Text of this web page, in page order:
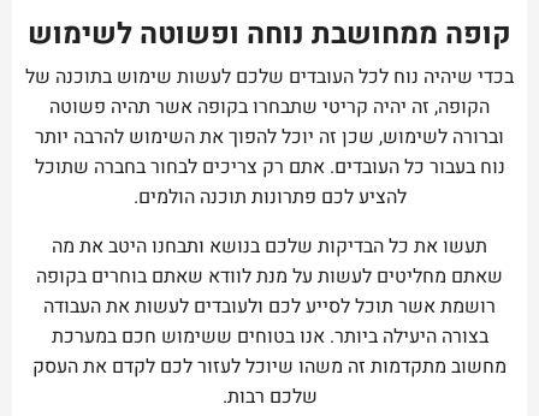
קופה ממחושבת נוחה ופשוטה לשימוש
בכדי שיהיה נוח לכל העובדים שלכם לעשות שימוש בתוכנה של
הקופה, זה יהיה קריטי שתבחרו בקופה אשר תהיה פשוטה
וברורה לשימוש, שכן זה יוכל להפוך את השימוש להרבה יותר
נוח בעבור כל העובדים. אתם רק צריכים לבחור בחברה שתוכל
להציע לכם פתרונות תוכנה הולמים.
תעשו את כל הבדיקות שלכם בנושא ותבחנו היטב את מה
שאתם מחליטים לעשות על מנת לוודא שאתם בוחרים בקופה
רושמת אשר תוכל לסייע לכם ולעובדים לעשות את העבודה
בצורה היעילה ביותר. אנו בטוחים ששימוש חכם במערכת
מחשוב מתקדמות זה משהו שיוכל לעזור לכם לקדם את העסק
שלכם רבות.